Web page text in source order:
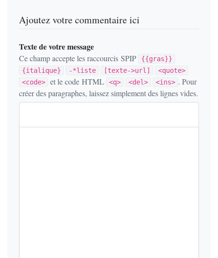
Ajoutez votre commentaire ici
Texte de votre message
Ce champ accepte les raccourcis SPIP
{{gras}}
{italique}
-*liste [texte->url]
<quote>
<code>
et le code HTML <q> <del> <ins> . Pour
créer des paragraphes, laissez simplement des lignes vides.